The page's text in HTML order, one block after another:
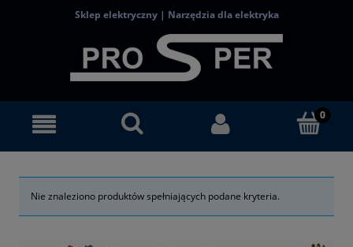
Sklep elektryczny | Narzędzia dla elektryka
Nie znaleziono produktów spełniających podane kryteria.